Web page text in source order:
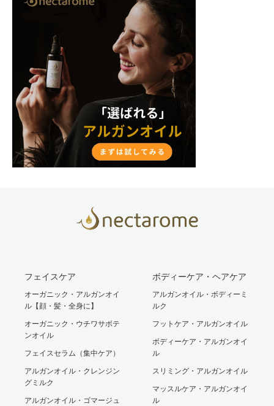
フェイスケア
オーガニック・アルガンオイ
ル【顔・髪・全身に】
オーガニック・ウチワサボテ
ンオイル
フェイスセラム（集中ケア）
アルガンオイル・クレンジン
グミルク
アルガンオイル・ゴマージュ
ボディーケア・ヘアケア
アルガンオイル・ボディーミ
ルク
フットケア・アルガンオイル
ボディーケア・アルガンオイ
ル
スリミング・アルガンオイル
マッスルケア・アルガンオイ
ル